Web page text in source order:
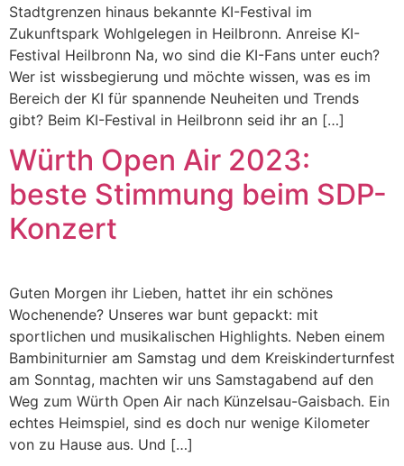
Stadtgrenzen hinaus bekannte KI-Festival im
Zukunftspark Wohlgelegen in Heilbronn. Anreise KI-
Festival Heilbronn Na, wo sind die KI-Fans unter euch?
Wer ist wissbegierung und möchte wissen, was es im
Bereich der KI für spannende Neuheiten und Trends
gibt? Beim KI-Festival in Heilbronn seid ihr an […]
Würth Open Air 2023:
beste Stimmung beim SDP-
Konzert
Guten Morgen ihr Lieben, hattet ihr ein schönes
Wochenende? Unseres war bunt gepackt: mit
sportlichen und musikalischen Highlights. Neben einem
Bambiniturnier am Samstag und dem Kreiskinderturnfest
am Sonntag, machten wir uns Samstagabend auf den
Weg zum Würth Open Air nach Künzelsau-Gaisbach. Ein
echtes Heimspiel, sind es doch nur wenige Kilometer
von zu Hause aus. Und […]